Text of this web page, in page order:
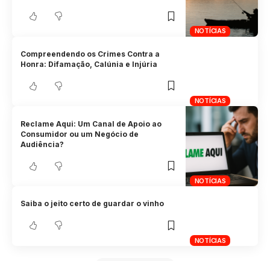
NOTÍCIAS
NOTÍCIAS
Compreendendo os Crimes Contra a
Honra: Difamação, Calúnia e Injúria
NOTÍCIAS
Reclame Aqui: Um Canal de Apoio ao
Consumidor ou um Negócio de
Audiência?
NOTÍCIAS
Saiba o jeito certo de guardar o vinho